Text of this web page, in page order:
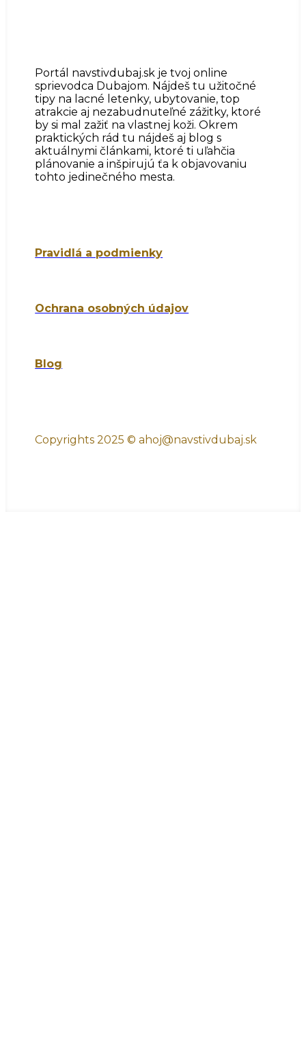
Portál navstivdubaj.sk je tvoj online
sprievodca Dubajom. Nájdeš tu užitočné
tipy na lacné letenky, ubytovanie, top
atrakcie aj nezabudnuteľné zážitky, ktoré
by si mal zažiť na vlastnej koži. Okrem
praktických rád tu nájdeš aj blog s
aktuálnymi článkami, ktoré ti uľahčia
plánovanie a inšpirujú ťa k objavovaniu
tohto jedinečného mesta.
Pravidlá a podmienky
Ochrana osobných údajov
Blog
Copyrights 2025 © ahoj@navstivdubaj.sk